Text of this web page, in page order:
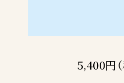
5,400円